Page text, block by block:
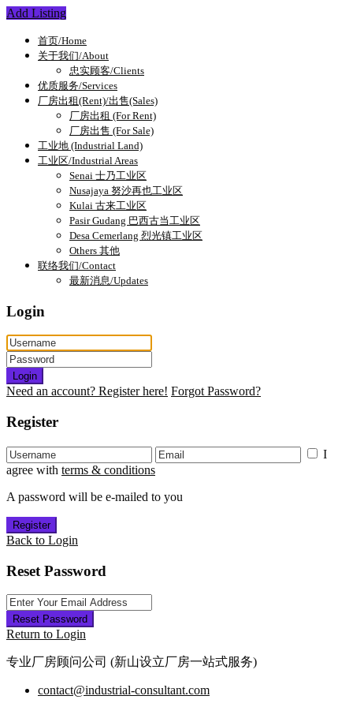
Add Listing
首页/Home
关于我们/About
忠实顾客/Clients
优质服务/Services
厂房出租(Rent)/出售(Sales)
厂房出租 (For Rent)
厂房出售 (For Sale)
工业地 (Industrial Land)
工业区/Industrial Areas
Senai 士乃工业区
Nusajaya 努沙再也工业区
Kulai 古来工业区
Pasir Gudang 巴西古当工业区
Desa Cemerlang 烈光镇工业区
Others 其他
联络我们/Contact
最新消息/Updates
Login
Login
Need an account? Register here! Forgot Password?
Register
I
agree with terms & conditions
A password will be e-mailed to you
Register
Back to Login
Reset Password
Reset Password
Return to Login
专业厂房顾问公司 (新山设立厂房一站式服务)
contact@industrial-consultant.com